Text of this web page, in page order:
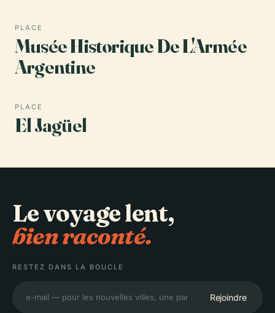
PLACE
Musée Historique De L'Armée
Argentine
PLACE
El Jagüel
Le voyage lent,
bien raconté.
RESTEZ DANS LA BOUCLE
Rejoindre